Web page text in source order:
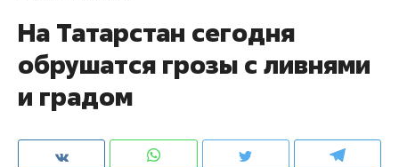
На Татарстан сегодня
обрушатся грозы с ливнями
и градом